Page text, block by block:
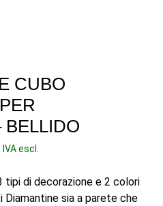
CUBO
BELLIDO
Fascia
prezzo:
da
IVA escl.
tipi di decorazione e 2 colori
sia a parete che